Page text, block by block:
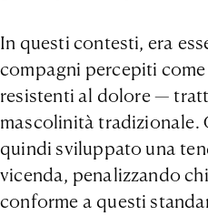
In questi contesti, era
compagni percepiti
resistenti al dolore —
mascolinità tradizionale.
quindi sviluppato una
vicenda, penalizzando
conforme a questi